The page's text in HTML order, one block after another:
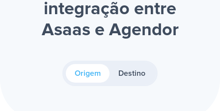
integração entre
Asaas e Agendor
Origem Destino